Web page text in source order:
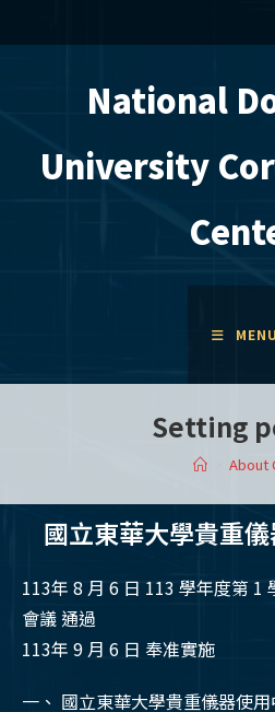
to
National
University
MENU
Setting
About
國立東華大學貴重
113年 8 月 6 日 113 學年度第 1
會議 通過
113年 9 月 6 日 奉准實施
一、 國立東華大學貴重儀器使